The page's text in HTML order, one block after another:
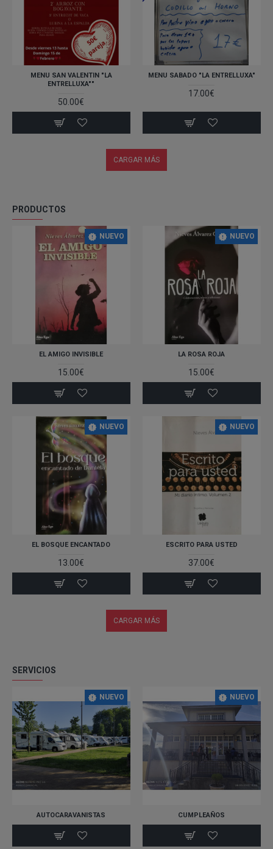
MENU SAN VALENTIN "LA
ENTRELLUXA""
50.00€
MENU SABADO "LA ENTRELLUXA"
17.00€
CARGAR MÁS
PRODUCTOS
NUEVO
EL AMIGO INVISIBLE
15.00€
NUEVO
LA ROSA ROJA
15.00€
NUEVO
EL BOSQUE ENCANTADO
13.00€
NUEVO
ESCRITO PARA USTED
37.00€
CARGAR MÁS
SERVICIOS
NUEVO
AUTOCARAVANISTAS
NUEVO
CUMPLEAÑOS